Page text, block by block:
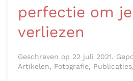
‘Nowhere’
der Salm: